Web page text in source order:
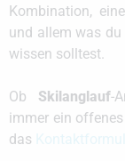
Kombination,
und allem was
wissen solltest.
Ob Skilanglauf-
immer ein
das